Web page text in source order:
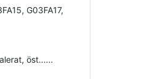
G03FA17,
öst......